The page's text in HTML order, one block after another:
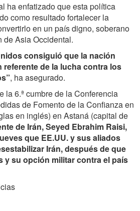
ha enfatizado que esta política
como resultado fortalecer la
en un país digno, soberano
de Asia Occidental.
consiguió que la nación
referente de la lucha contra los
, ha asegurado.
la 6.ª cumbre de la Conferencia
de Fomento de la Confianza en
en inglés) en Astaná (capital de
de Irán, Seyed Ebrahim Raisi,
que EE.UU. y sus aliados
Irán, después de que
y su opción militar contra el país